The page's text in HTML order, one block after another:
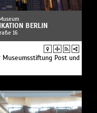
BERLIN
16
Post und